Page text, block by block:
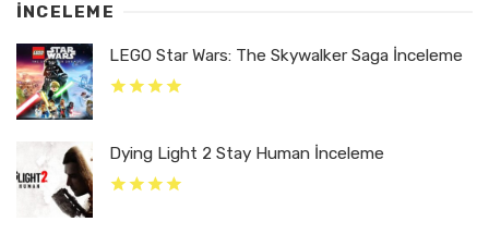
İNCELEME
LEGO Star Wars: The Skywalker Saga İnceleme
Dying Light 2 Stay Human İnceleme